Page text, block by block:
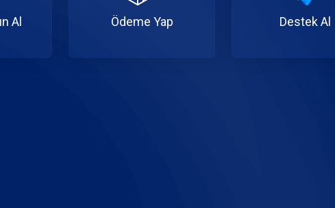
Al Ödeme Yap Destek Al